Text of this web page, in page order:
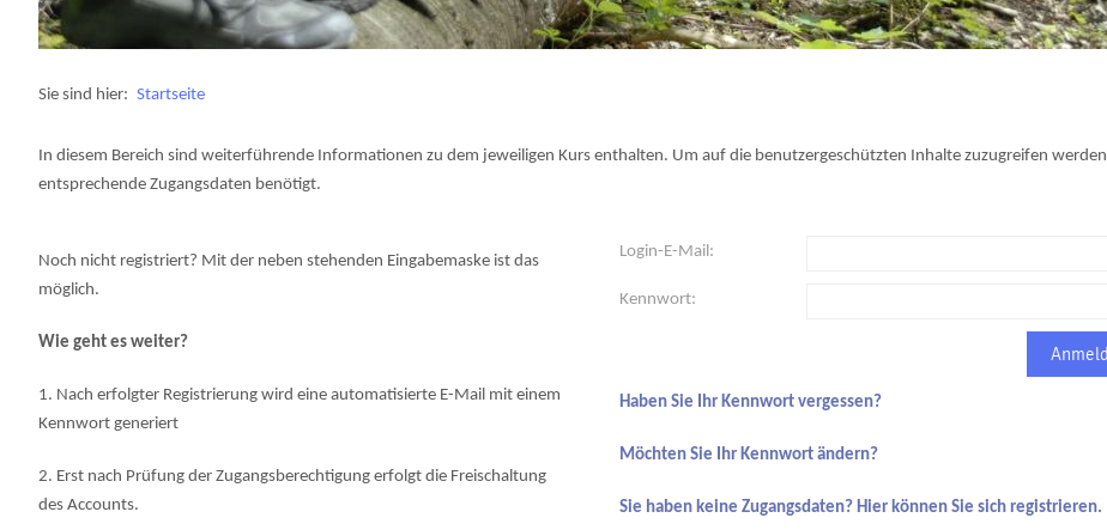
Sie sind hier: Startseite
In diesem Bereich sind weiterführende Informationen zu dem jeweiligen Kurs enthalten. Um auf die benutzergeschützten Inhalte zuzugreifen werden
entsprechende Zugangsdaten benötigt.
Noch nicht registriert? Mit der neben stehenden Eingabemaske ist das
möglich.
Wie geht es weiter?
1. Nach erfolgter Registrierung wird eine automatisierte E-Mail mit einem
Kennwort generiert
2. Erst nach Prüfung der Zugangsberechtigung erfolgt die Freischaltung
des Accounts.
Login-E-Mail:
Kennwort:
Haben Sie Ihr Kennwort vergessen?
Möchten Sie Ihr Kennwort ändern?
Sie haben keine Zugangsdaten? Hier können Sie sich registrieren.